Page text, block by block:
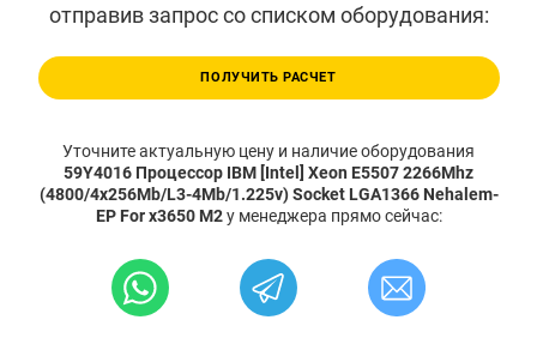
отправив запрос со списком оборудования:
ПОЛУЧИТЬ РАСЧЕТ
Уточните актуальную цену и наличие оборудования
59Y4016 Процессор IBM [Intel] Xeon E5507 2266Mhz
(4800/4x256Mb/L3-4Mb/1.225v) Socket LGA1366 Nehalem-
EP For x3650 M2у менеджера прямо сейчас: